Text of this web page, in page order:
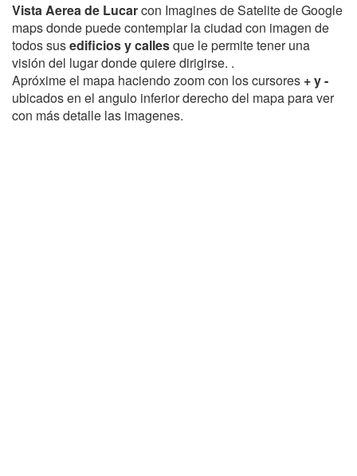
Vista Aerea de Lucarcon Imagines de Satelite de Google
maps donde puede contemplar la ciudad con imagen de
todos susedificios y callesque le permite tener una
visión del lugar donde quiere dirigirse. .
Apróxime el mapa haciendo zoom con los cursores + y -
ubicados en el angulo inferior derecho del mapa para ver
con más detalle las imagenes.